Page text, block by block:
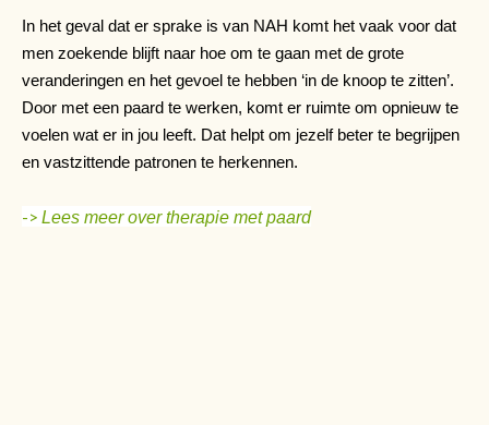
In het geval dat er sprake is van NAH komt het vaak voor dat
men zoekende blijft naar hoe om te gaan met de grote
veranderingen en het gevoel te hebben ‘in de knoop te zitten’.
Door met een paard te werken, komt er ruimte om opnieuw te
voelen wat er in jou leeft. Dat helpt om jezelf beter te begrijpen
en vastzittende patronen te herkennen.
-> Lees meer over therapie met paard